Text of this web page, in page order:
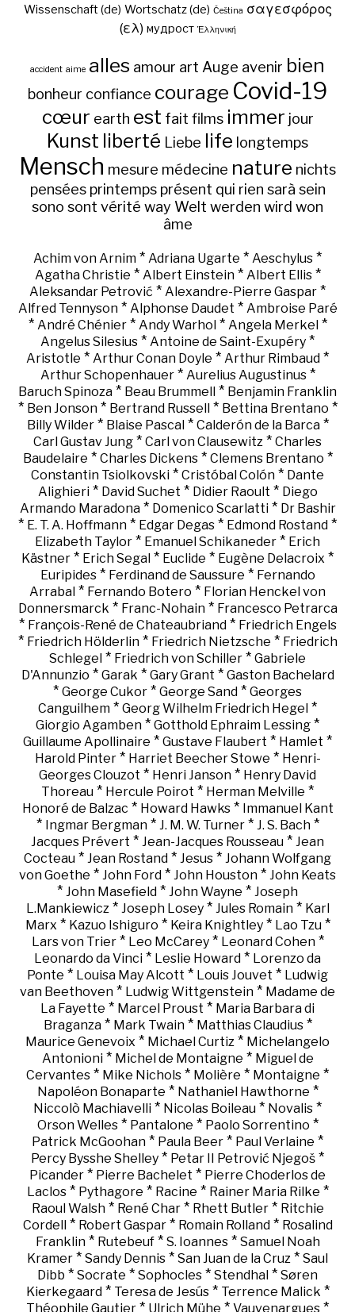
Wissenschaft (de) Wortschatz (de) Čeština σαγεσφόρος
(ελ) мудрост Ἑλληνική
accident aime alles amour art Auge avenir bien
bonheur confiance courage Covid-19
cœur earth est fait films immer jour
Kunst liberté Liebe life longtemps
Mensch mesure médecine nature nichts
pensées printemps présent qui rien sarà sein
sono sont vérité way Welt werden wird won
âme
Achim von Arnim * Adriana Ugarte * Aeschylus *
Agatha Christie * Albert Einstein* Albert Ellis*
Aleksandar Petrović * Alexandre-Pierre Gaspar *
Alfred Tennyson* Alphonse Daudet * Ambroise Paré
* André Chénier* Andy Warhol * Angela Merkel *
Angelus Silesius * Antoine de Saint-Exupéry *
Aristotle * Arthur Conan Doyle * Arthur Rimbaud *
Arthur Schopenhauer* Aurelius Augustinus*
Baruch Spinoza * Beau Brummell * Benjamin Franklin
* Ben Jonson* Bertrand Russell * Bettina Brentano *
Billy Wilder* Blaise Pascal* Calderón de la Barca*
Carl Gustav Jung * Carl von Clausewitz * Charles
Baudelaire * Charles Dickens* Clemens Brentano *
Constantin Tsiolkovski * Cristóbal Colón * Dante
Alighieri* David Suchet * Didier Raoult * Diego
Armando Maradona* Domenico Scarlatti* Dr Bashir
* E. T. A. Hoffmann * Edgar Degas * Edmond Rostand *
Elizabeth Taylor * Emanuel Schikaneder * Erich
Kästner * Erich Segal * Euclide * Eugène Delacroix *
Euripides* Ferdinand de Saussure * Fernando
Arrabal * Fernando Botero * Florian Henckel von
Donnersmarck * Franc-Nohain* Francesco Petrarca
* François-René de Chateaubriand* Friedrich Engels
* Friedrich Hölderlin* Friedrich Nietzsche * Friedrich
Schlegel * Friedrich von Schiller * Gabriele
D'Annunzio * Garak * Gary Grant * Gaston Bachelard
* George Cukor * George Sand * Georges
Canguilhem * Georg Wilhelm Friedrich Hegel *
Giorgio Agamben * Gotthold Ephraim Lessing *
Guillaume Apollinaire * Gustave Flaubert * Hamlet *
Harold Pinter* Harriet Beecher Stowe * Henri-
Georges Clouzot * Henri Janson * Henry David
Thoreau * Hercule Poirot * Herman Melville *
Honoré de Balzac * Howard Hawks* Immanuel Kant
* Ingmar Bergman* J. M. W. Turner* J. S. Bach*
Jacques Prévert * Jean-Jacques Rousseau * Jean
Cocteau * Jean Rostand * Jesus * Johann Wolfgang
von Goethe * John Ford * John Houston * John Keats
* John Masefield * John Wayne * Joseph
L.Mankiewicz* Joseph Losey* Jules Romain* Karl
Marx * Kazuo Ishiguro * Keira Knightley* Lao Tzu*
Lars von Trier* Leo McCarey* Leonard Cohen*
Leonardo da Vinci * Leslie Howard * Lorenzo da
Ponte * Louisa May Alcott * Louis Jouvet * Ludwig
van Beethoven * Ludwig Wittgenstein * Madame de
La Fayette * Marcel Proust * Maria Barbara di
Braganza* Mark Twain* Matthias Claudius*
Maurice Genevoix * Michael Curtiz * Michelangelo
Antonioni* Michel de Montaigne * Miguel de
Cervantes * Mike Nichols * Molière * Montaigne *
Napoléon Bonaparte * Nathaniel Hawthorne *
Niccolò Machiavelli * Nicolas Boileau * Novalis *
Orson Welles* Pantalone * Paolo Sorrentino *
Patrick McGoohan * Paula Beer * Paul Verlaine *
Percy Bysshe Shelley * Petar II Petrović Njegoš *
Picander * Pierre Bachelet * Pierre Choderlos de
Laclos* Pythagore * Racine * Rainer Maria Rilke *
Raoul Walsh* René Char* Rhett Butler* Ritchie
Cordell * Robert Gaspar* Romain Rolland* Rosalind
Franklin* Rutebeuf* S. Ioannes* Samuel Noah
Kramer * Sandy Dennis * San Juan de la Cruz * Saul
Dibb * Socrate * Sophocles * Stendhal * Søren
Kierkegaard* Teresa de Jesús* Terrence Malick *
Théophile Gautier * Ulrich Mühe * Vauvenargues *